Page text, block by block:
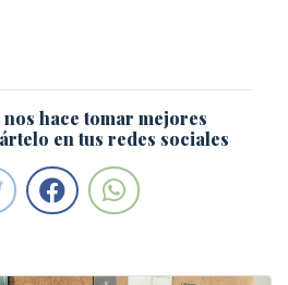
hace tomar mejores
en tus redes sociales